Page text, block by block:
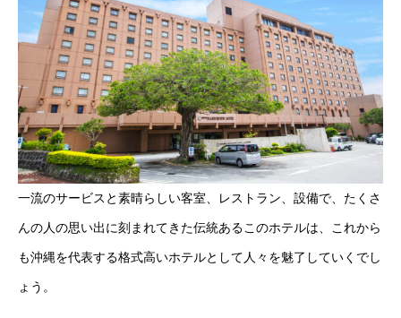
一流のサービスと素晴らしい客室、レストラン、設備で、たくさ
んの人の思い出に刻まれてきた伝統あるこのホテルは、これから
も沖縄を代表する格式高いホテルとして人々を魅了していくでし
ょう。